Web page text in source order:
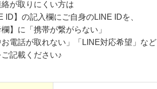
絡が取りにくい方は
ID】の記入欄にご自身のLINE IDを、
欄】に「携帯が繋がらない」
お電話が取れない」「LINE対応希望」など
記載ください♪